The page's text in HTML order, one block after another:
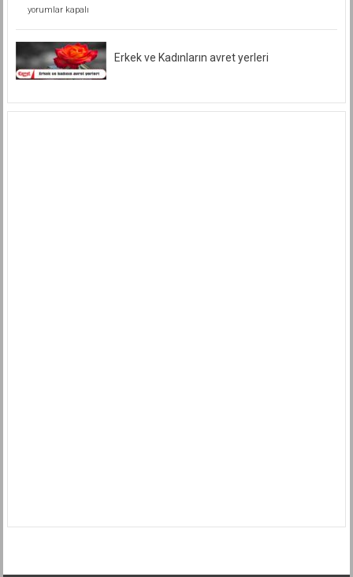
Müslüman’ı;
Münafıklık
Ve
Benzeri
Tabirlerle
İtham
yorumlar kapalı
Erkek ve Kadınların avret yerleri